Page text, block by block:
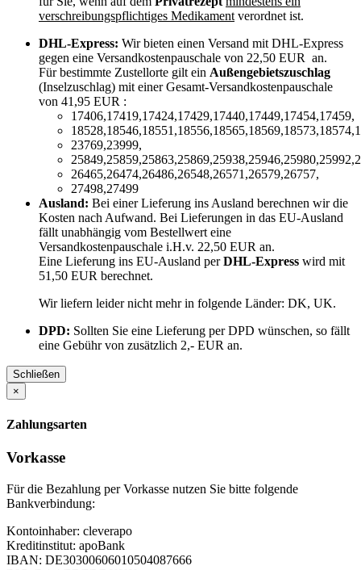
verschreibungspflichtiges Medikamentverordnet ist.
DHL-Express: Wir bieten einen Versand mit DHL-Express
gegen eine Versandkostenpauschale von 22,50 EUR an.
Für bestimmte Zustellorte gilt ein Außengebietszuschlag
(Inselzuschlag) mit einer Gesamt-Versandkostenpauschale
von 41,95 EUR :
17406,17419,17424,17429,17440,17449,17454,17459,
23769,23999,
26465,26474,26486,26548,26571,26579,26757,
27498,27499
Ausland: Bei einer Lieferung ins Ausland berechnen wir die
Kosten nach Aufwand. Bei Lieferungen in das EU-Ausland
fällt unabhängig vom Bestellwert eine
Versandkostenpauschale i.H.v. 22,50 EUR an.
Eine Lieferung ins EU-Ausland perDHL-Express wird mit
51,50 EUR berechnet.
Wir liefern leider nicht mehr in folgende Länder: DK, UK.
DPD: Sollten Sie eine Lieferung per DPD wünschen, so fällt
eine Gebühr von zusätzlich 2,- EUR an.
Schließen
×
Zahlungsarten
Vorkasse
Für die Bezahlung per Vorkasse nutzen Sie bitte folgende
Bankverbindung:
Kontoinhaber: cleverapo
Kreditinstitut: apoBank
IBAN: DE30300606010504087666